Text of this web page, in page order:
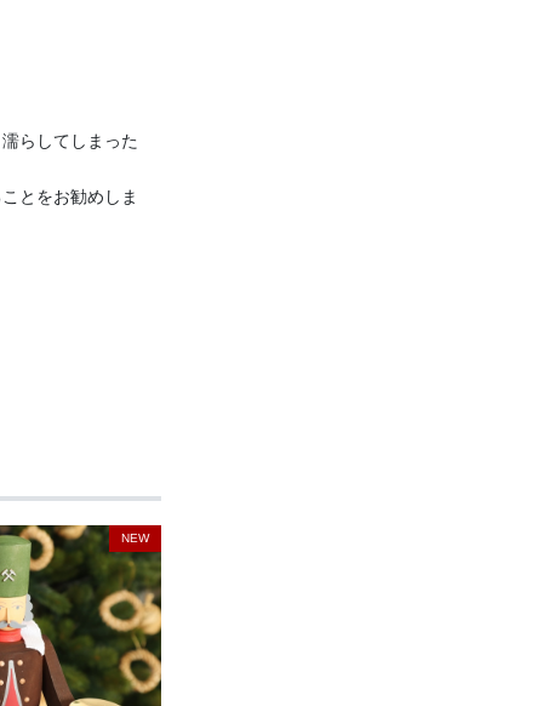
らしてしまった
とをお勧めしま
NEW